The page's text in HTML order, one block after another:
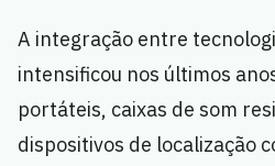
A integração entre
intensificou nos últimos
portáteis, caixas de som
dispositivos de localização